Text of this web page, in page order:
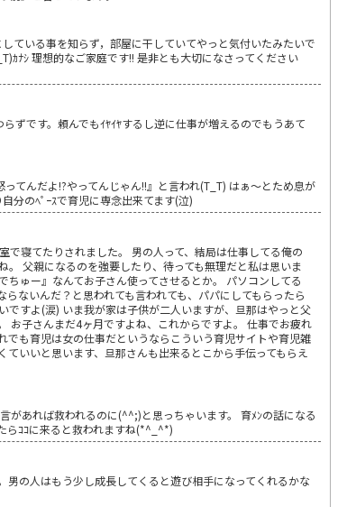
ている事を知らず，部屋に干していてやっと気付いたみたいで
ｶﾅｼ 理想的なご家庭です!! 是非とも大切になさってください
ずです。頼んでもｲﾔｲﾔするし逆に仕事が増えるのでもうあて
てんだよ!?やってんじゃん!!』と言われ(T_T) はぁ～とため息が
分のﾍﾟｰｽで育児に専念出来てます(泣)
寝てたりされました。 男の人って、結局は仕事してる俺の
父親になるのを強要したり、待っても無理だと私は思いま
ゅー』なんてお子さん使ってさせるとか。 パソコンしてる
ないんだ？と思われても言われても、パパにしてもらったら
すよ(涙) いま我が家は子供が二人いますが、旦那はやっと父
お子さんまだ4ヶ月ですよね、これからですよ。 仕事でお疲れ
も育児は女の仕事だというならこういう育児サイトや育児雑
いいと思います、旦那さんも出来るとこから手伝ってもらえ
があれば救われるのに(^^;)と思っちゃいます。 育ﾒﾝの話になる
らｺｺに来ると救われますね(*^_^*)
の人はもう少し成長してくると遊び相手になってくれるかな